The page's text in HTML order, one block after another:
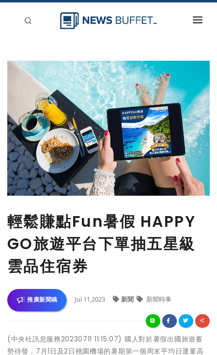
新聞稿分類
登入
刊登
輕鬆賺點Fun暑假 HAPPY
GO旅遊平台下單抽五星級
雲品住宿券
推廣新聞稿 Jul 11,2023 新聞 新聞時事
(中央社訊息服務20230711 11:15:07) 國人對於暑假出國旅遊蓄
勢待發，7月1日及2日桃園機場的暑期第一個周末平均日運量高